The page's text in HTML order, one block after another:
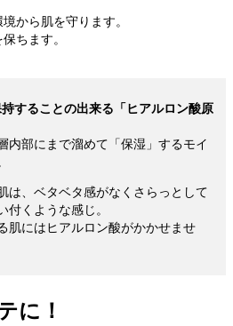
から肌を守ります。
ちます。
することの出来る「ヒアルロン酸原
内部にまで溜めて「保湿」するモイ
は、ベタベタ感がなくさらっとして
付くような感じ。
肌にはヒアルロン酸がかかせませ
に！